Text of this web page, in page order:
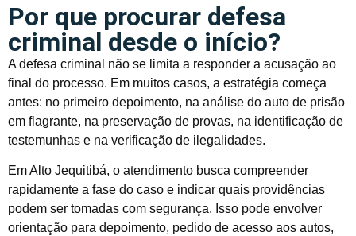
Por que procurar defesa
criminal desde o início?
A defesa criminal não se limita a responder a acusação ao
final do processo. Em muitos casos, a estratégia começa
antes: no primeiro depoimento, na análise do auto de prisão
em flagrante, na preservação de provas, na identificação de
testemunhas e na verificação de ilegalidades.
Em Alto Jequitibá, o atendimento busca compreender
rapidamente a fase do caso e indicar quais providências
podem ser tomadas com segurança. Isso pode envolver
orientação para depoimento, pedido de acesso aos autos,